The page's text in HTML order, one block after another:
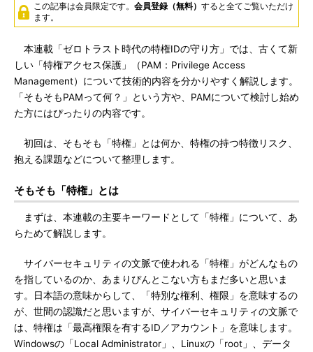
この記事は会員限定です。 会員登録（無料） すると全てご覧いただけ
ます。
本連載「ゼロトラスト時代の特権IDの守り方」では、古くて新
しい「特権アクセス保護」（PAM：Privilege Access
Management）について技術的内容を分かりやすく解説します。
「そもそもPAMって何？」という方や、PAMについて検討し始め
た方にはぴったりの内容です。
初回は、そもそも「特権」とは何か、特権の持つ特徴リスク、
抱える課題などについて整理します。
そもそも「特権」とは
まずは、本連載の主要キーワードとして「特権」について、あ
らためて解説します。
サイバーセキュリティの文脈で使われる「特権」がどんなもの
を指しているのか、あまりぴんとこない方もまだ多いと思いま
す。日本語の意味からして、「特別な権利、権限」を意味するの
が、世間の認識だと思いますが、サイバーセキュリティの文脈で
は、特権は「最高権限を有するID／アカウント」を意味します。
Windowsの「Local Administrator」、Linuxの「root」、データ